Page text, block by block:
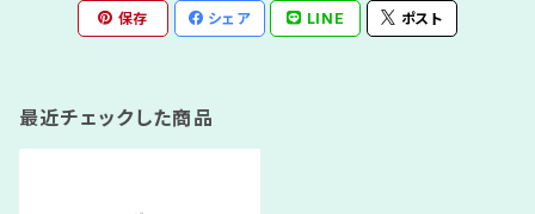
保存 シェア LINE ポスト
最近チェックした商品